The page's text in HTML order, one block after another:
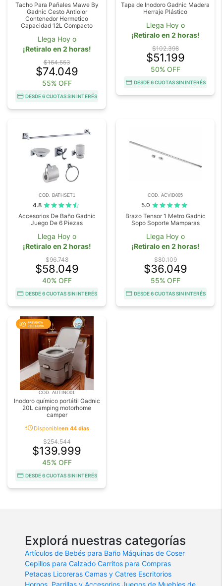
Tacho Para Pañales Mawe By
Gadnic Cesto Antiolor
Contenedor Hermetico
Capacidad 12L Compacto
Llega Hoy o
¡Retiralo en 2 horas!
$164.553
$74.049
55% OFF
DESDE 6 CUOTAS SIN INTERÉS
Tapa de Inodoro Gadnic Madera
Herraje Plástico
Llega Hoy o
¡Retiralo en 2 horas!
$102.398
$51.199
50% OFF
DESDE 6 CUOTAS SIN INTERÉS
COD. BATHSET1
4.8
Accesorios De Baño Gadnic
Juego De 6 Piezas
Llega Hoy o
¡Retiralo en 2 horas!
$96.748
$58.049
40% OFF
DESDE 6 CUOTAS SIN INTERÉS
COD. ACVID005
5.0
Brazo Tensor 1 Metro Gadnic
Sopo Soporte Mamparas
Llega Hoy o
¡Retiralo en 2 horas!
$80.109
$36.049
55% OFF
DESDE 6 CUOTAS SIN INTERÉS
COD. AUTINO01
Inodoro químico portátil Gadnic
20L camping motorhome
camper
acuteDisponibleen 44 días
$254.544
$139.999
45% OFF
DESDE 6 CUOTAS SIN INTERÉS
Explorá nuestras categorías
Artículos de Bebés para Baño Máquinas de Coser
Cepillos para Calzado Carritos para Compras
Petacas Licoreras Camas y Catres Escritorios
Hornos, Parrillas y Accesorios Juegos de Muebles de